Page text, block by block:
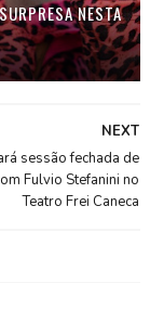
NESTA
NEXT
sessão fechada de
Fulvio Stefanini no
Teatro Frei Caneca